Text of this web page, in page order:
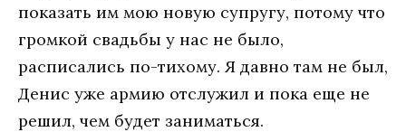
показать им мою новую супругу, потому что
громкой свадьбы у нас не было,
расписались по-тихому. Я давно там не был,
Денис уже армию отслужил и пока еще не
решил, чем будет заниматься.